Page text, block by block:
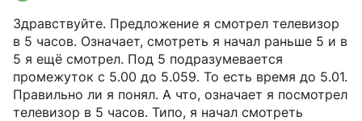
Здравствуйте. Предложение я смотрел телевизор
в 5 часов. Означает, смотреть я начал раньше 5 и в
5 я ещё смотрел. Под 5 подразумевается
промежуток с 5.00 до 5.059. То есть время до 5.01.
Правильно ли я понял. А что, означает я посмотрел
телевизор в 5 часов. Типо, я начал смотреть